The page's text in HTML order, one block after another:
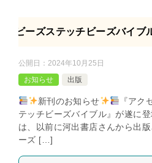
ビーズステッチビーズバイブ
公開日： 2024年10月25日
お知らせ
出版
新刊のお知らせ
『アク
テッチビーズバイブル』が遂に
は、以前に河出書店さんから出
ーズ […]